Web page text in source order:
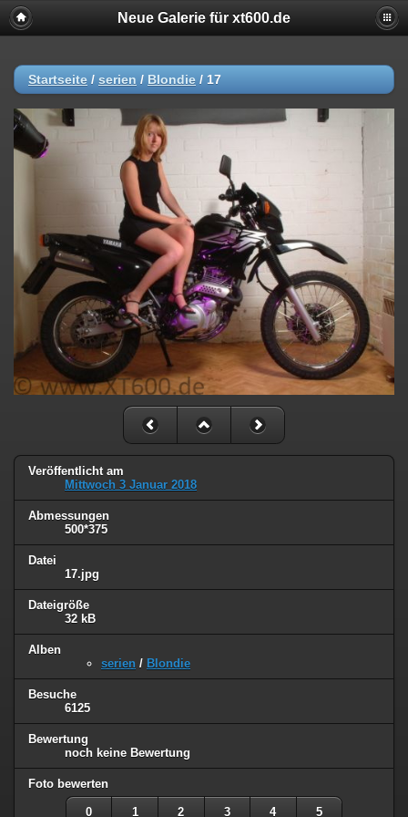
Neue Galerie für xt600.de
Startseite / serien / Blondie / 17
Veröffentlicht am
Mittwoch 3 Januar 2018
Abmessungen
500*375
Datei
17.jpg
Dateigröße
32 kB
Alben
serien / Blondie
Besuche
6125
Bewertung
noch keine Bewertung
Foto bewerten
0 1 2 3 4 5